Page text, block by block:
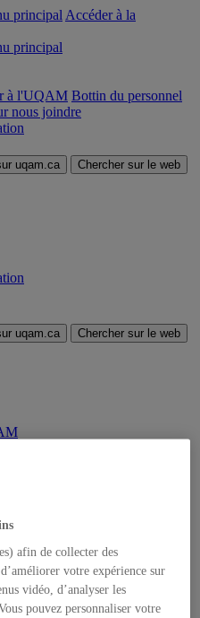
principal Accéder à la
principal
à l'UQAM Bottin du personnel
nous joindre
uqam.ca Chercher sur le web
uqam.ca Chercher sur le web
postdoctoraux
afin de collecter des
votre expérience sur
vidéo, d’analyser les
pouvez personnaliser votre